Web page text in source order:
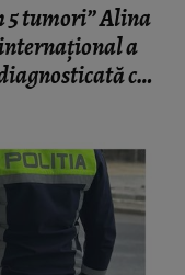
5 tumori” Alina
a
cu